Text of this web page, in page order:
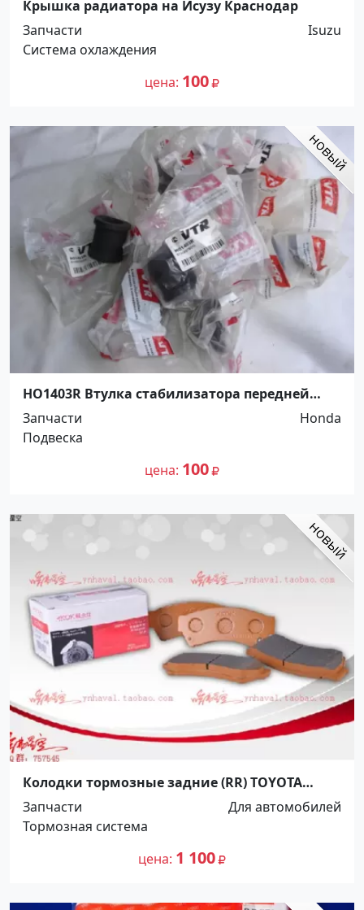
Крышка радиатора на Исузу Краснодар
Запчасти
Isuzu
Система охлаждения
цена 100
HO1403R Втулка стабилизатора передней
подвески Honda CR-V 2 Краснодар
Запчасти
Honda
Подвеска
цена 100
Колодки тормозные задние (RR) TOYOTA
LAND CRUISER 80,105 Краснодар
Запчасти
Для автомобилей
Тормозная система
цена 1 100